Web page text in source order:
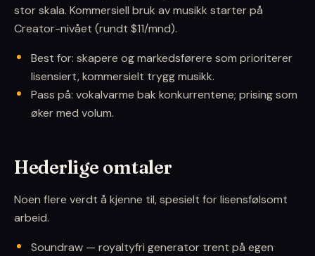
stor skala. Kommersiell bruk av musikk starter på
Creator-nivået (rundt $11/mnd).
Best for: skapere og markedsførere som prioriterer
lisensiert, kommersielt trygg musikk.
Pass på: vokalvarme bak konkurrentene; prising som
øker med volum.
Hederlige omtaler
Noen flere verdt å kjenne til, spesielt for lisensfølsomt
arbeid.
Soundraw — royaltyfri generator trent på egen